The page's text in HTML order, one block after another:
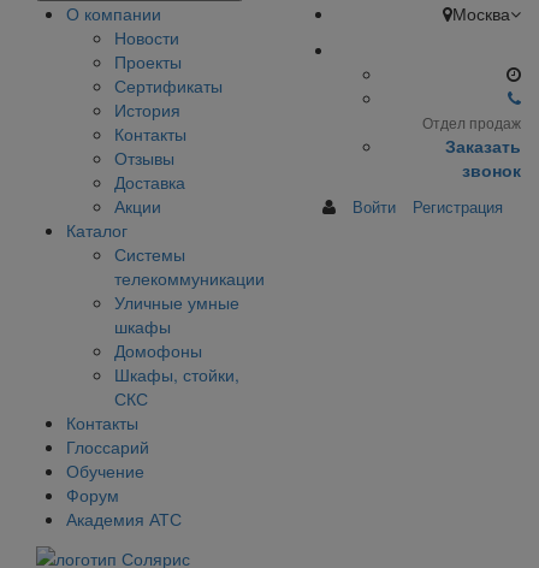
О компании
Новости
Проекты
Сертификаты
История
Контакты
Отзывы
Доставка
Акции
Каталог
Системы
телекоммуникации
Уличные умные
шкафы
Домофоны
Шкафы, стойки,
СКС
Контакты
Глоссарий
Обучение
Форум
Академия АТС
Москва
Отдел продаж
Заказать
звонок
Войти Регистрация